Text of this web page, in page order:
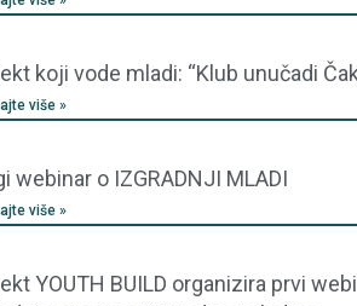
koji vode mladi: “Klub unučadi
više »
webinar o IZGRADNJI MLADI
više »
YOUTH BUILD organizira prvi